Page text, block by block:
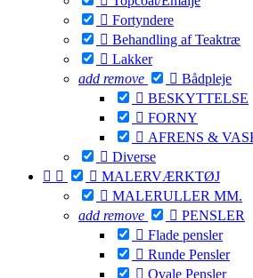
 Fortyndere
 Behandling af Teaktræ
 Lakker
add remove  Bådpleje
 BESKYTTELSE
 FORNY
 AFRENS &
 Diverse
   MALERVÆRKTØJ
 MALERULLER MM.
add remove  PENSLER
 Flade pensler
 Runde Pensler
 Ovale Pensler